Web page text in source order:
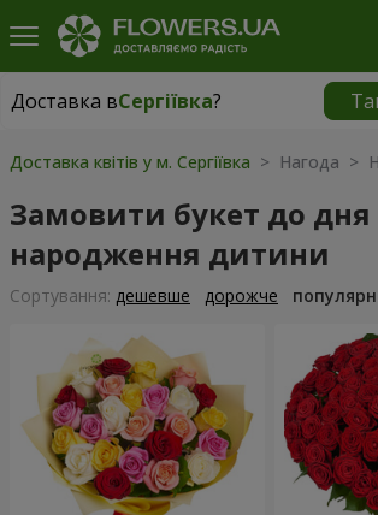
Доставка вСергіївка?
Доставка вСергіївка|
Доставка квітів у м. Сергіївка > Нагода >
Замовити букет до дня
народження дитини
Сортування: дешевше дорожче